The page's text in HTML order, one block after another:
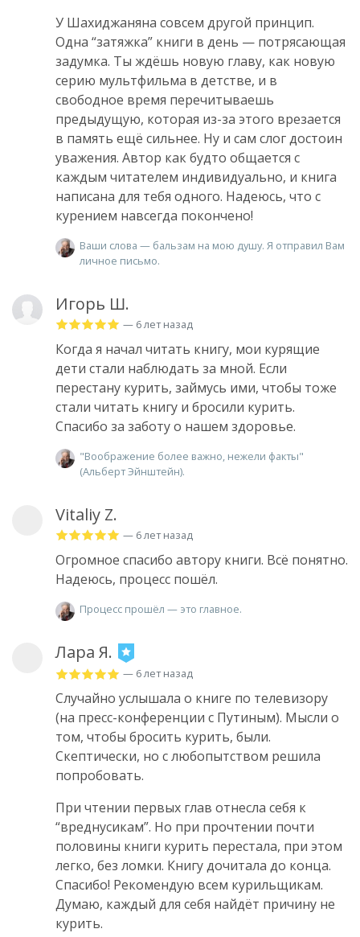
У Шахиджаняна совсем другой принцип.
Одна “затяжка” книги в день — потрясающая
задумка. Ты ждёшь новую главу, как новую
серию мультфильма в детстве, и в
свободное время перечитываешь
предыдущую, которая из-за этого врезается
в память ещё сильнее. Ну и сам слог достоин
уважения. Автор как будто общается с
каждым читателем индивидуально, и книга
написана для тебя одного. Надеюсь, что с
курением навсегда покончено!
Ваши слова — бальзам на мою душу. Я отправил Вам
личное письмо.
Игорь Ш.
— 6 лет назад
Когда я начал читать книгу, мои курящие
дети стали наблюдать за мной. Если
перестану курить, займусь ими, чтобы тоже
стали читать книгу и бросили курить.
Спасибо за заботу о нашем здоровье.
"Воображение более важно, нежели факты"
(Альберт Эйнштейн).
Vitaliy Z.
— 6 лет назад
Огромное спасибо автору книги. Всё понятно.
Надеюсь, процесс пошёл.
Процесс прошёл — это главное.
Лара Я.
— 6 лет назад
Случайно услышала о книге по телевизору
(на пресс-конференции с Путиным). Мысли о
том, чтобы бросить курить, были.
Скептически, но с любопытством решила
попробовать.
При чтении первых глав отнесла себя к
“вреднусикам”. Но при прочтении почти
половины книги курить перестала, при этом
легко, без ломки. Книгу дочитала до конца.
Спасибо! Рекомендую всем курильщикам.
Думаю, каждый для себя найдёт причину не
курить.